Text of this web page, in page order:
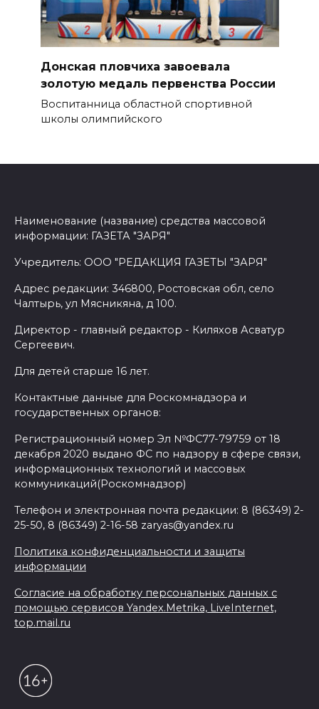
Донская пловчиха завоевала
золотую медаль первенства России
Воспитанница областной спортивной
школы олимпийского
Наименование (название) средства массовой
информации: ГАЗЕТА "ЗАРЯ"
Учредитель: ООО "РЕДАКЦИЯ ГАЗЕТЫ "ЗАРЯ"
Адрес редакции: 346800, Ростовская обл, село
Чалтырь, ул Мясникяна, д 100.
Директор - главный редактор - Киляхов Асватур
Сергеевич.
Для детей старше 16 лет.
Контактные данные для Роскомнадзора и
государственных органов:
Регистрационный номер Эл №ФС77-79759 от 18
декабря 2020 выдано ФС по надзору в сфере связи,
информационных технологий и массовых
коммуникаций(Роскомнадзор)
Телефон и электронная почта редакции: 8 (86349) 2-
25-50, 8 (86349) 2-16-58 zaryas@yandex.ru
Политика конфиденциальности и защиты
информации
Согласие на обработку персональных данных с
помощью сервисов Yandex.Metrika, LiveInternet,
top.mail.ru